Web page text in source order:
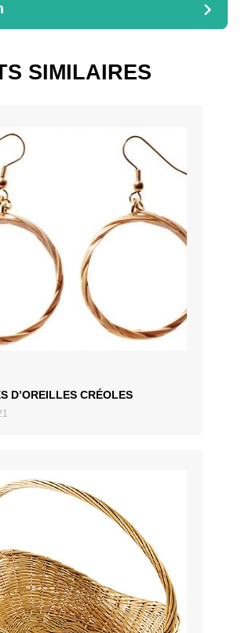
SIMILAIRES
D’OREILLES CRÉOLES
AJOUTER AU DEVIS